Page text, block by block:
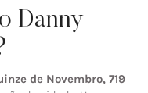
Danny
de Novembro, 719